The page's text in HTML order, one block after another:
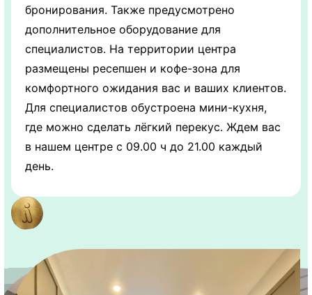
бронирования. Также предусмотрено
дополнительное оборудование для
специалистов. На территории центра
размещены ресепшен и кофе-зона для
комфортного ожидания вас и ваших клиентов.
Для специалистов обустроена мини-кухня,
где можно сделать лёгкий перекус. Ждем вас
в нашем центре с 09.00 ч до 21.00 каждый
день.